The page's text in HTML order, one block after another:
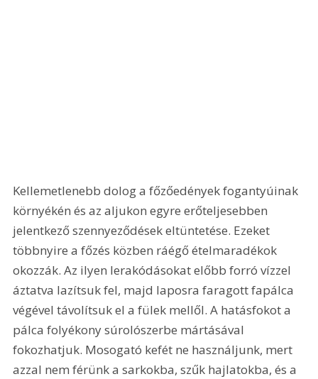
Kellemetlenebb dolog a főzőedények fogantyúinak
környékén és az aljukon egyre erőteljesebben
jelentkező szennyeződések eltüntetése. Ezeket
többnyire a főzés közben ráégő ételmaradékok
okozzák. Az ilyen lerakódásokat előbb forró vízzel
áztatva lazítsuk fel, majd laposra faragott fapálca
végével távolítsuk el a fülek mellől. A hatásfokot a
pálca folyékony súrolószerbe mártásával
fokozhatjuk. Mosogató kefét ne használjunk, mert
azzal nem férünk a sarkokba, szűk hajlatokba, és a